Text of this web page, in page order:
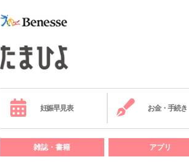
妊娠早見表 お金・手続き
雑誌・書籍 アプリ